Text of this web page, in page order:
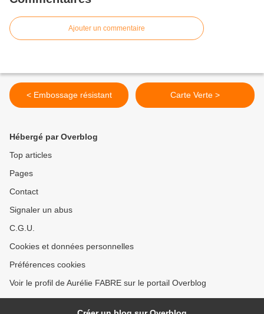
Ajouter un commentaire
< Embossage résistant Carte Verte >
Hébergé par Overblog
Top articles
Pages
Contact
Signaler un abus
C.G.U.
Cookies et données personnelles
Préférences cookies
Voir le profil de Aurélie FABRE sur le portail Overblog